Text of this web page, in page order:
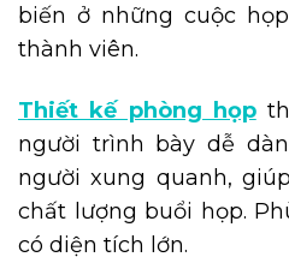
biến ở những cuộc
thành viên.
Thiết kế phòng họp
người trình bày dễ
người xung quanh,
chất lượng buổi họp.
có diện tích lớn.